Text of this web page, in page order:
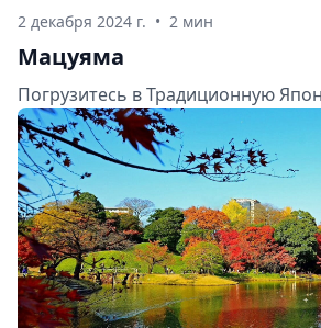
2 декабря 2024 г. • 2 мин
Мацуяма
Погрузитесь в Традиционную